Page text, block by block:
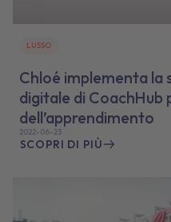
LUSSO
Chloé implementa la
digitale di CoachHub
dell’apprendimento
2022-06-23
SCOPRI DI PIÙ